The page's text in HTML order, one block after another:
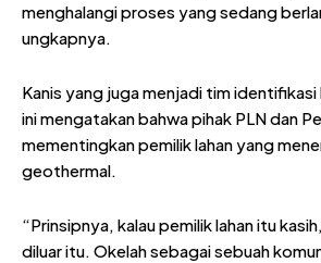
menghalangi proses yang sedang
ungkapnya.
Kanis yang juga menjadi tim
ini mengatakan bahwa pihak PLN dan
mementingkan pemilik lahan yang
geothermal.
“Prinsipnya, kalau pemilik lahan itu kasih,
diluar itu. Okelah sebagai sebuah